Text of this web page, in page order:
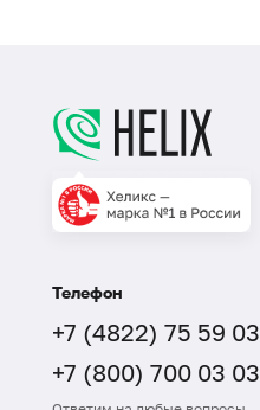
Телефон
+7 (4822) 75 59 03
+7 (800) 700 03 03